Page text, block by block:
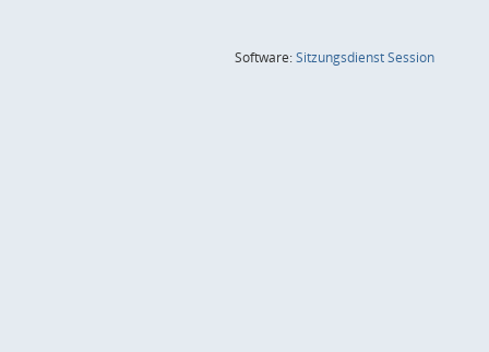
Software:SitzungsdienstSession(Wird in